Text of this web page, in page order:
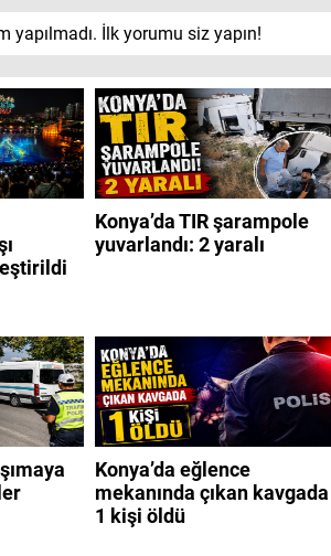
yapılmadı. İlk yorumu siz yapın!
Konya’da TIR şarampole
yuvarlandı: 2 yaralı
Konya’da eğlence
mekanında çıkan kavgada
1 kişi öldü